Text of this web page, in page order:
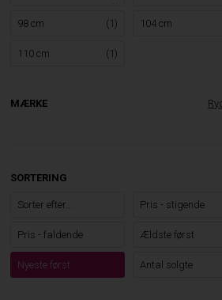
98 cm (1) 104 cm
110 cm (1)
MÆRKE
SORTERING
Sorter efter... Pris - stigende
Pris - faldende Ældste først
Nyeste først Antal solgte